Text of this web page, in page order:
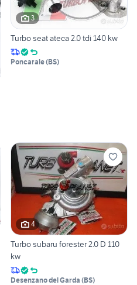
3
Turbo seat ateca 2.0 tdi 140 kw
Poncarale(BS)
4
Turbo subaru forester 2.0 D 110
kw
Desenzano del Garda (BS)